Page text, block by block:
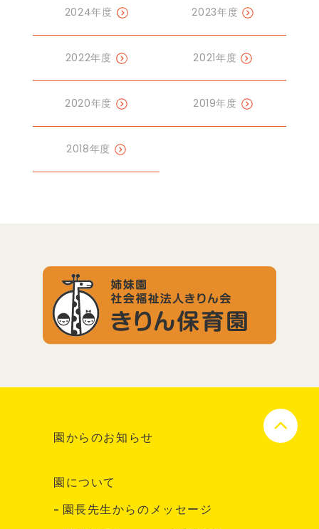
2024年度 2023年度
2022年度 2021年度
2020年度 2019年度
2018年度
園からのお知らせ
園について
園長先生からのメッセージ